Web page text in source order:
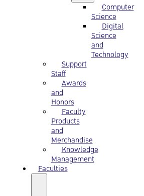
Computer
Science
Digital
Science
and
Technology
Support
Staff
Awards
and
Honors
Faculty
Products
and
Merchandise
Knowledge
Management
Faculties